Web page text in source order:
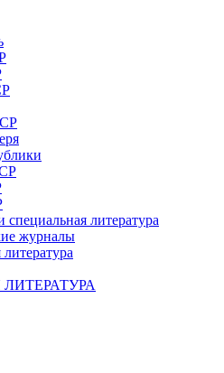
специальная литература
журналы